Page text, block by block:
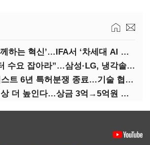
LG ‘당신과 함께하는 혁신’…IFA서 ‘차세대 AI 홈’ 비전 공개
“AI 데이터센터 수요 잡아라”…삼성·LG, 냉각솔루션 속도전
삼성전자-넷리스트 6년 특허분쟁 종료…기술 협력 확대 합의
삼성호암상 위상 더 높인다…상금 3억→5억원 증액